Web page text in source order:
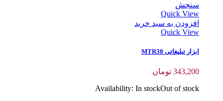
سنجش
Quick View
افزودن به سبد خرید
Quick View
ابزار تبلیغاتی MTR38
343,200 تومان
Availability: In stockOut of stock